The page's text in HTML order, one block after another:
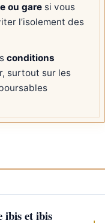
ou gare si vous
l’isolement des
conditions
surtout sur les
ibis et ibis